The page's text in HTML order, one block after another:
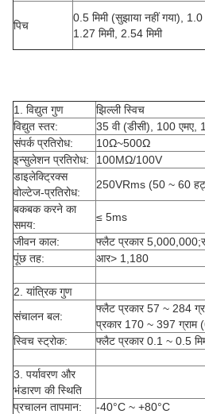
पिच
0.5 मिमी (सुझाया नहीं गया), 1.0
1.27 मिमी, 2.54 मिमी
1. विद्युत गुण
झिल्ली स्विच
विद्युत स्तर:
35 वी (डीसी), 100 एमए,
संपर्क प्रतिरोध:
10Ω~500Ω
इन्सुलेशन प्रतिरोध:
100MΩ/100V
डाइलेक्ट्रिक्स
वोल्टेज-प्रतिरोध:
250VRms (50 ~ 60
बकबक करने का
समय:
≤ 5ms
जीवन काल:
फ्लैट प्रकार
पूंछ तह:
आर> 1,180
2. यांत्रिक गुण
संचालन बल:
फ्लैट प्रकार 57 ~ 284
प्रकार 170 ~ 397
स्विच स्ट्रोक:
फ्लैट प्रकार 0.1 ~ 0.5
3. पर्यावरण और
भंडारण की स्थिति
प्रचालन तापमान:
-40°C ~ +80°C